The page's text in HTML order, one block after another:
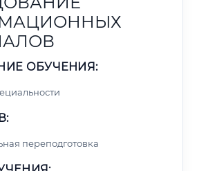
ОБУЧЕНИЯ:
переподготовка